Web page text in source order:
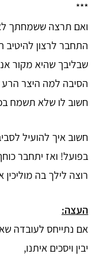
***
ואם תרצה ששמחתך
התחבר לרצון
שבליבך שהיא מקור
הסיבה למה היצר
חשוב לו שלא תשמח
חשוב איך להועיל
בפועל! ואז יתחבר
רוצה לילך בה מוליכין
העצה:
אם נתייחס לעובדה
יבין ויסכים איתנו,